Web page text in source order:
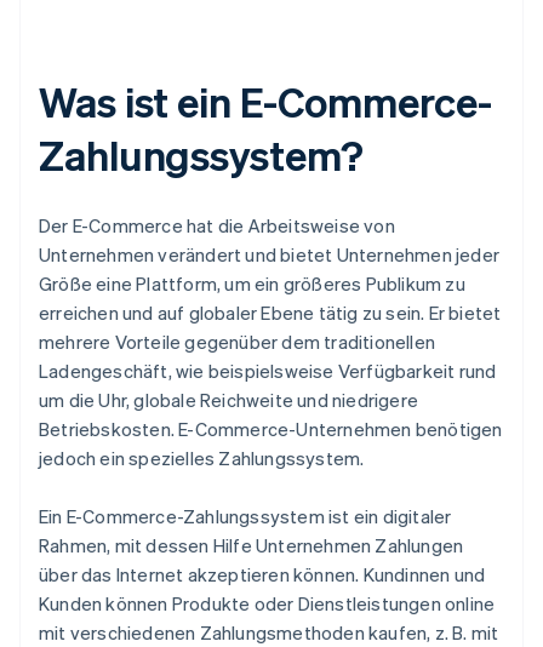
Was ist ein E-Commerce-
Zahlungssystem?
Der E-Commerce hat die Arbeitsweise von
Unternehmen verändert und bietet Unternehmen jeder
Größe eine Plattform, um ein größeres Publikum zu
erreichen und auf globaler Ebene tätig zu sein. Er bietet
mehrere Vorteile gegenüber dem traditionellen
Ladengeschäft, wie beispielsweise Verfügbarkeit rund
um die Uhr, globale Reichweite und niedrigere
Betriebskosten. E-Commerce-Unternehmen benötigen
jedoch ein spezielles Zahlungssystem.
Ein E-Commerce-Zahlungssystem ist ein digitaler
Rahmen, mit dessen Hilfe Unternehmen Zahlungen
über das Internet akzeptieren können. Kundinnen und
Kunden können Produkte oder Dienstleistungen online
mit verschiedenen Zahlungsmethoden kaufen, z. B. mit